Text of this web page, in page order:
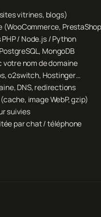
vitrines, blogs)
/ Node.js / Python
MongoDB
votre nom de domaine
o2switch, Hostinger…
DNS, redirections
image WebP, gzip)
suivies
par chat / téléphone